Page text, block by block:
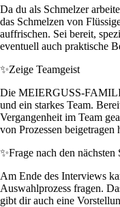
Da du als Schmelzer
das Schmelzen von
auffrischen. Sei bereit,
eventuell auch praktische
✨Zeige Teamgeist
Die MEIERGUSS-
und ein starkes Team.
Vergangenheit im Team
von Prozessen beigetragen
✨Frage nach den nächsten
Am Ende des Interviews
Auswahlprozess fragen.
gibt dir auch eine